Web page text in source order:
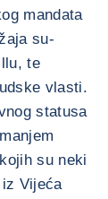
mandata
su-
te
vlasti.
statusa
su neki
Vijeća